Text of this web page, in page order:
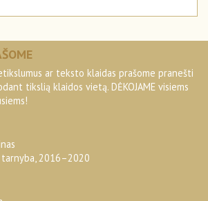
ar teksto klaidas prašome pranešti
tikslią klaidos vietą. DĖKOJAME visiems
2016–2020